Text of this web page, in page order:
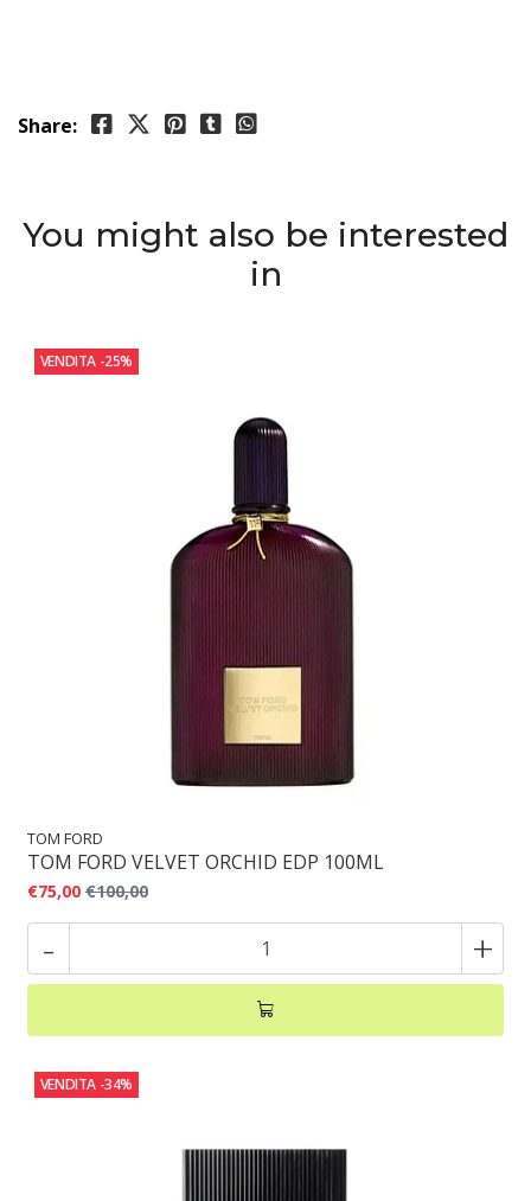
Share:
You might also be interested
in
VENDITA -25%
TOM FORD
TOM FORD VELVET ORCHID EDP 100ML
€75,00 €100,00
- +
VENDITA -34%